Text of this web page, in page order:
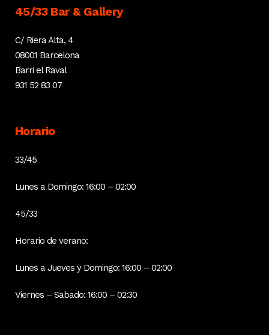
45/33 Bar & Gallery
C/ Riera Alta, 4
08001 Barcelona
Barri el Raval
931 52 83 07
Horario
33/45
Lunes a Domingo: 16:00 – 02:00
45/33
Horario de verano:
Lunes a Jueves y Domingo: 16:00 – 02:00
Viernes – Sabado: 16:00 – 02:30